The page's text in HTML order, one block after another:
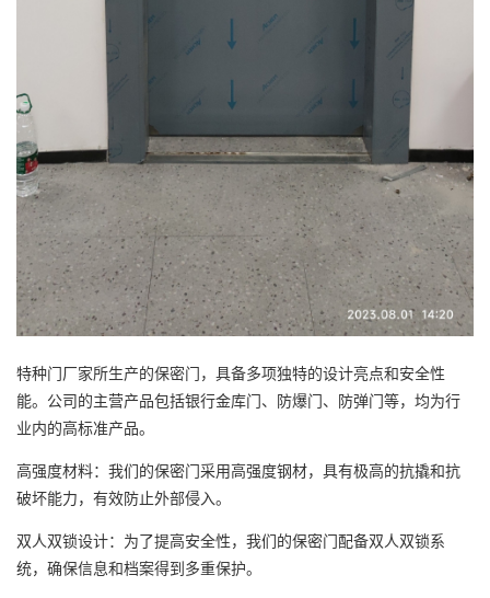
特种门厂家所生产的保密门，具备多项独特的设计亮点和安全性
能。公司的主营产品包括银行金库门、防爆门、防弹门等，均为行
业内的高标准产品。
高强度材料：我们的保密门采用高强度钢材，具有极高的抗撬和抗
破坏能力，有效防止外部侵入。
双人双锁设计：为了提高安全性，我们的保密门配备双人双锁系
统，确保信息和档案得到多重保护。